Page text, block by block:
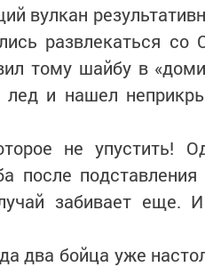
вулкан
развлекаться со
тому шайбу в
и нашел
не упустить!
подставления
забивает еще.
два бойца уже